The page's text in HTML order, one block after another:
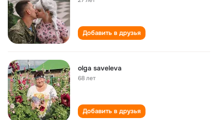
Добавить в друзья
olga saveleva
68 лет
Добавить в друзья